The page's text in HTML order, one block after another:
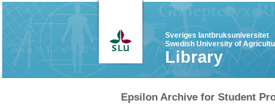
Sveriges lantbruksuniversitet
Swedish University of
Library
Epsilon Archive for Student